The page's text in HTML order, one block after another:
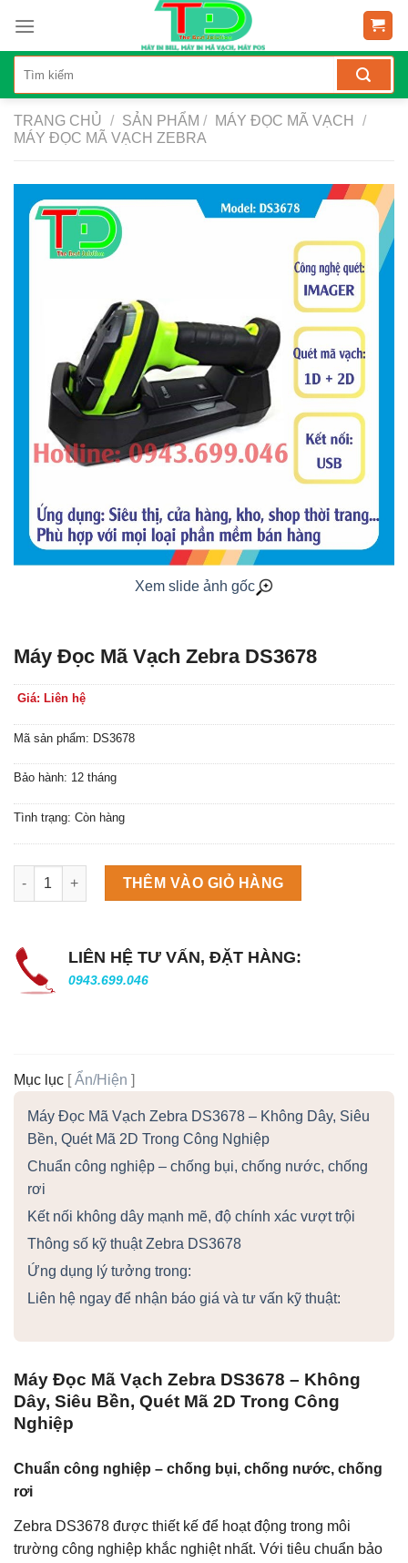
content
TRANG CHỦ / SẢN PHẨM / MÁY ĐỌC MÃ VẠCH
/
MÁY ĐỌC MÃ VẠCH ZEBRA
Xem slide ảnh gốc
Máy Đọc Mã Vạch Zebra DS3678
Giá: Liên hệ
Mã sản phẩm: DS3678
Bảo hành: 12 tháng
Tình trạng: Còn hàng
Máy làm đá viên Scotsman NW458AS số lượng
THÊM VÀO GIỎ HÀNG
LIÊN HỆ TƯ VẤN, ĐẶT HÀNG:
0943.699.046
Mục lục [Ẩn/Hiện ]
Máy Đọc Mã Vạch Zebra DS3678 – Không Dây, Siêu
Bền, Quét Mã 2D Trong Công Nghiệp
Chuẩn công nghiệp – chống bụi, chống nước, chống
rơi
Kết nối không dây mạnh mẽ, độ chính xác vượt trội
Thông số kỹ thuật Zebra DS3678
Ứng dụng lý tưởng trong:
Liên hệ ngay để nhận báo giá và tư vấn kỹ thuật:
Máy Đọc Mã Vạch Zebra DS3678 – Không
Dây, Siêu Bền, Quét Mã 2D Trong Công
Nghiệp
Chuẩn công nghiệp – chống bụi, chống nước, chống
rơi
Zebra DS3678 được thiết kế để hoạt động trong môi
trường công nghiệp khắc nghiệt nhất. Với tiêu chuẩn bảo